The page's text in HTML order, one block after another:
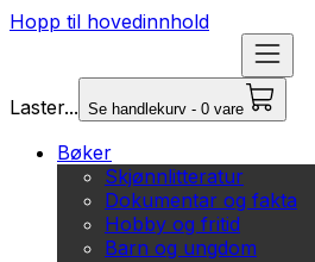
Hopp til hovedinnhold
Laster... Se handlekurv - 0 vare
Bøker
Skjønnlitteratur
Dokumentar og fakta
Hobby og fritid
Barn og ungdom